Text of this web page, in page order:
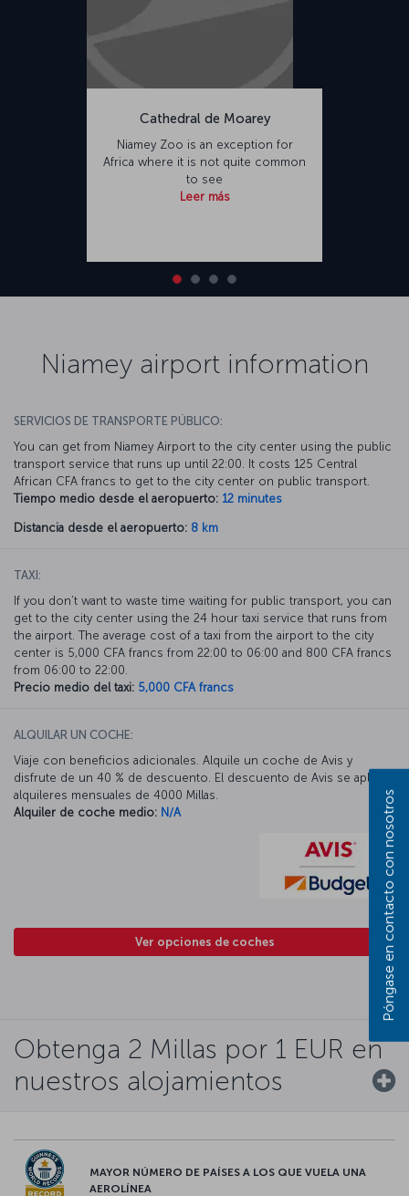
Cathedral de Moarey
Niamey Zoo is an exception for
Africa where it is not quite common
to see
Leer más
Niamey airport information
SERVICIOS DE TRANSPORTE PÚBLICO:
You can get from Niamey Airport to the city center using the public
transport service that runs up until 22:00. It costs 125 Central
African CFA francs to get to the city center on public transport.
Tiempo medio desde el aeropuerto: 12 minutes
Distancia desde el aeropuerto: 8 km
TAXI:
If you don’t want to waste time waiting for public transport, you can
get to the city center using the 24 hour taxi service that runs from
the airport. The average cost of a taxi from the airport to the city
center is 5,000 CFA francs from 22:00 to 06:00 and 800 CFA francs
from 06:00 to 22:00.
Precio medio del taxi: 5,000 CFA francs
ALQUILAR UN COCHE:
Viaje con beneficios adicionales. Alquile un coche de Avis y
disfrute de un 40 % de descuento. El descuento de Avis se aplica a
alquileres mensuales de 4000 Millas.
Alquiler de coche medio: N/A
Ver opciones de coches
Obtenga 2 Millas por 1 EUR en
nuestros alojamientos
MAYOR NÚMERO DE PAÍSES A LOS QUE VUELA UNA
AEROLÍNEA
Póngase en contacto con nosotros